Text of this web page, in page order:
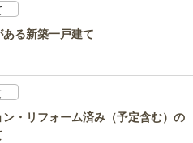
る新築一戸建て
ン・リフォーム済み（予定含む）の